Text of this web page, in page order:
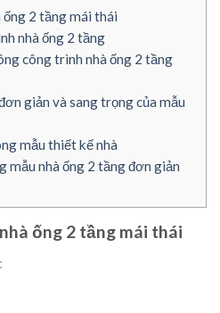
2 tầng mái thái
nhà ống 2 tầng
công trình nhà ống 2 tầng
giản và sang trọng của mẫu
mẫu thiết kế nhà
mẫu nhà ống 2 tầng đơn giản
ống 2 tầng mái thái